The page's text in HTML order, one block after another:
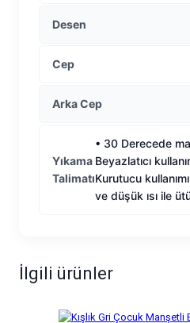
Desen
Cep
Arka Cep
Yıkama
Talimatı
• 30 Derecede
Beyazlatıcı
Kurutucu
ve düşük ısı ile
İlgili ürünler